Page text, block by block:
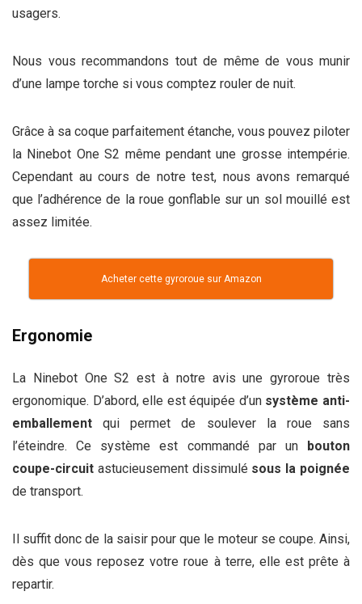
usagers.
Nous vous recommandons tout de même de vous munir
d’une lampe torche si vous comptez rouler de nuit.
Grâce à sa coque parfaitement étanche, vous pouvez piloter
la Ninebot One S2 même pendant une grosse intempérie.
Cependant au cours de notre test, nous avons remarqué
que l’adhérence de la roue gonflable sur un sol mouillé est
assez limitée.
Acheter cette gyroroue sur Amazon
Ergonomie
La Ninebot One S2 est à notre avis une gyroroue très
ergonomique. D’abord, elle est équipée d’un système anti-
emballement qui permet de soulever la roue sans
l’éteindre. Ce système est commandé par un
bouton
coupe-circuit astucieusement dissimulé sous la poignée
de transport.
Il suffit donc de la saisir pour que le moteur se coupe. Ainsi,
dès que vous reposez votre roue à terre, elle est prête à
repartir.